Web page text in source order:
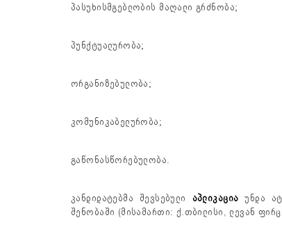
პასუხისმგებლობის მაღალი გრძნობა;
პუნქტუალურობა;
ორგანიზებულობა;
კომუნიკაბელურობა;
გაწონასწორებულობა.
კანდიდატებმა შევსებული აპლიკაცია უნდა
შენობაში (მისამართი: ქ.თბილისი, ლევან